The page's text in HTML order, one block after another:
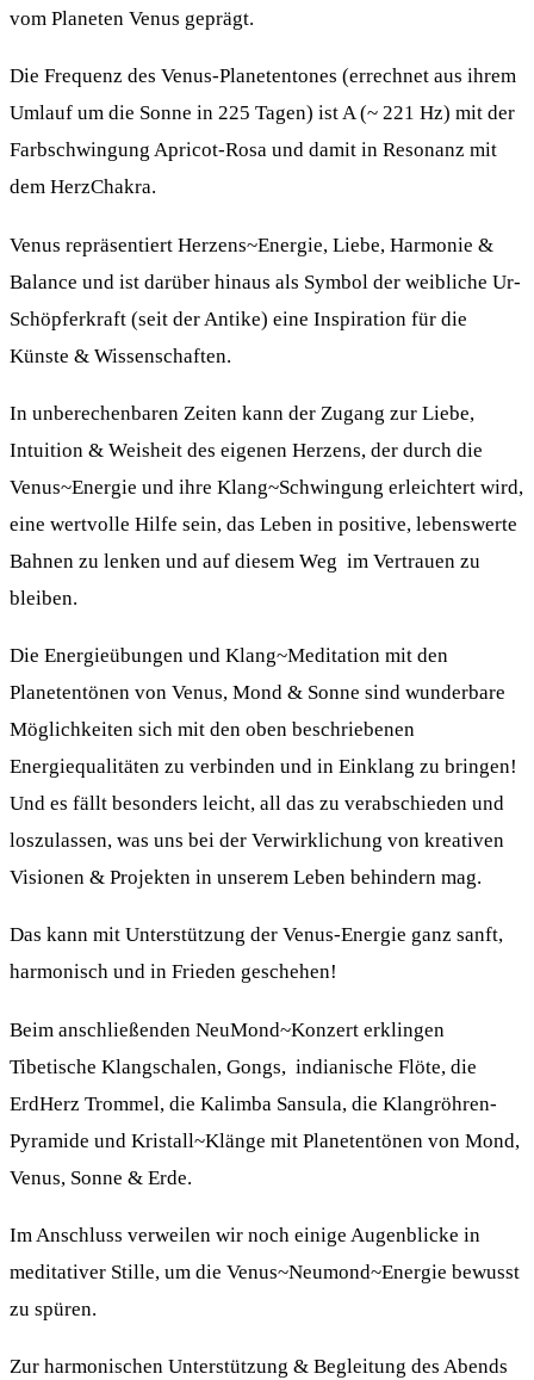
vom Planeten Venus geprägt.
Die Frequenz des Venus-Planetentones (errechnet aus ihrem
Umlauf um die Sonne in 225 Tagen) ist A (~ 221 Hz) mit der
Farbschwingung Apricot-Rosa und damit in Resonanz mit
dem HerzChakra.
Venus repräsentiert Herzens~Energie, Liebe, Harmonie &
Balance und ist darüber hinaus als Symbol der weibliche Ur-
Schöpferkraft (seit der Antike) eine Inspiration für die
Künste & Wissenschaften.
In unberechenbaren Zeiten kann der Zugang zur Liebe,
Intuition & Weisheit des eigenen Herzens, der durch die
Venus~Energie und ihre Klang~Schwingung erleichtert wird,
eine wertvolle Hilfe sein, das Leben in positive, lebenswerte
Bahnen zu lenken und auf diesem Weg im Vertrauen zu
bleiben.
Die Energieübungen und Klang~Meditation mit den
Planetentönen von Venus, Mond & Sonne sind wunderbare
Möglichkeiten sich mit den oben beschriebenen
Energiequalitäten zu verbinden und in Einklang zu bringen!
Und es fällt besonders leicht, all das zu verabschieden und
loszulassen, was uns bei der Verwirklichung von kreativen
Visionen & Projekten in unserem Leben behindern mag.
Das kann mit Unterstützung der Venus-Energie ganz sanft,
harmonisch und in Frieden geschehen!
Beim anschließenden NeuMond~Konzert erklingen
Tibetische Klangschalen, Gongs, indianische Flöte, die
ErdHerz Trommel, die Kalimba Sansula, die Klangröhren-
Pyramide und Kristall~Klänge mit Planetentönen von Mond,
Venus, Sonne & Erde.
Im Anschluss verweilen wir noch einige Augenblicke in
meditativer Stille, um die Venus~Neumond~Energie bewusst
zu spüren.
Zur harmonischen Unterstützung & Begleitung des Abends